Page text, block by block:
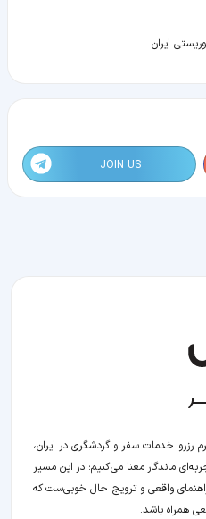
ایران
JOIN US
رزرو خدمات سفر و گردشگری در ایران،
ماندگار معنا می‌کنیم؛ در این مسیر‍
راهنمای واقعی و ترویج حال خوبی‌ست که
همراه باشد.